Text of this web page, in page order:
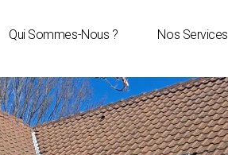
Qui Sommes-Nous ? Nos Services